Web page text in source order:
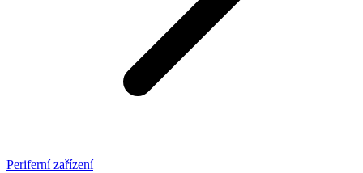
Periferní zařízení